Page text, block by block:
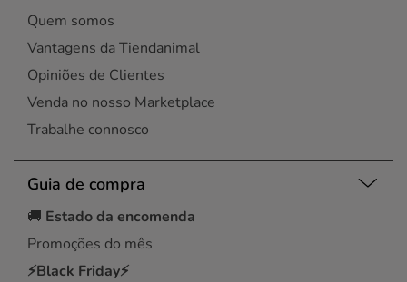
Quem somos
Vantagens da Tiendanimal
Opiniões de Clientes
Venda no nosso Marketplace
Trabalhe connosco
Guia de compra
🚚 Estado da encomenda
Promoções do mês
⚡Black Friday⚡